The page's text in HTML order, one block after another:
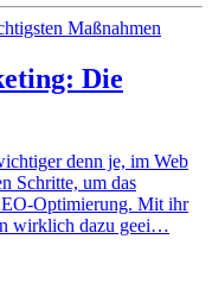
Die
denn je, im Web
Schritte, um das
Optimierung. Mit ihr
wirklich dazu geei…